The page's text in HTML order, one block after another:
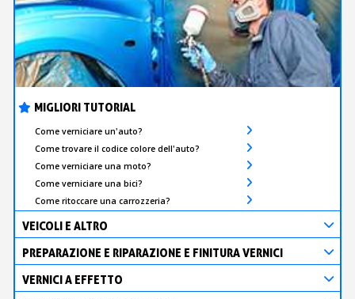
MIGLIORI TUTORIAL
Come verniciare un'auto?
Come trovare il codice colore dell'auto?
Come verniciare una moto?
Come verniciare una bici?
Come ritoccare una carrozzeria?
VEICOLI E ALTRO
PREPARAZIONE E RIPARAZIONE E FINITURA VERNICI
VERNICI A EFFETTO